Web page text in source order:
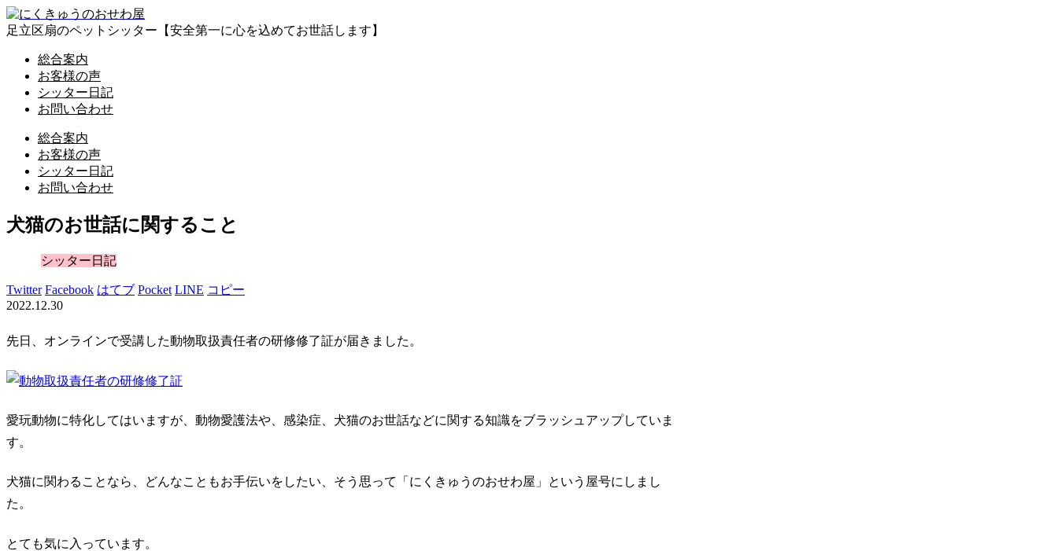
足立区扇のペットシッター【安全第一に心を込めてお世話します】
総合案内
お客様の声
シッター日記
お問い合わせ
総合案内
お客様の声
シッター日記
お問い合わせ
犬猫のお世話に関すること
シッター日記
Twitter Facebook はてブ Pocket LINE コピー
2022.12.30
先日、オンラインで受講した動物取扱責任者の研修修了証が届きました。
愛玩動物に特化してはいますが、動物愛護法や、感染症、犬猫のお世話などに関する知識をブラッシュアップしていま
す。
犬猫に関わることなら、どんなこともお手伝いをしたい、そう思って「にくきゅうのおせわ屋」という屋号にしまし
た。
とても気に入っています。